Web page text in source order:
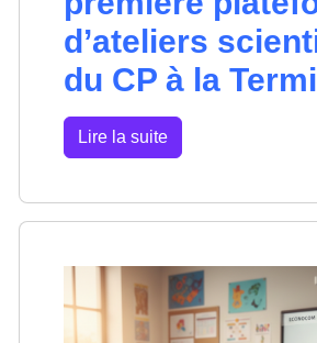
d’ateliers
du CP à la
Lire la suite